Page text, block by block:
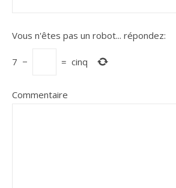
Vous n'êtes pas un robot... répondez:
7 − = cinq
Commentaire